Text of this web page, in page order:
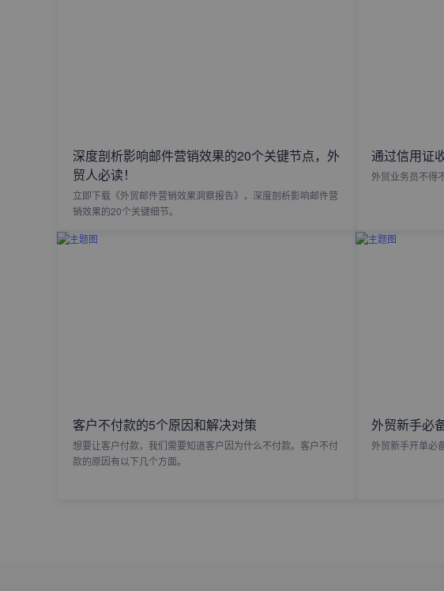
深度剖析影响邮件营销效果的20个关键节点，外
贸人必读！
立即下载《外贸邮件营销效果洞察报告》，深度剖析影响邮件营
销效果的20个关键细节。
通过信用证
外贸业务员不得
客户不付款的5个原因和解决对策
想要让客户付款，我们需要知道客户因为什么不付款。客户不付
款的原因有以下几个方面。
外贸新手必
外贸新手开单必